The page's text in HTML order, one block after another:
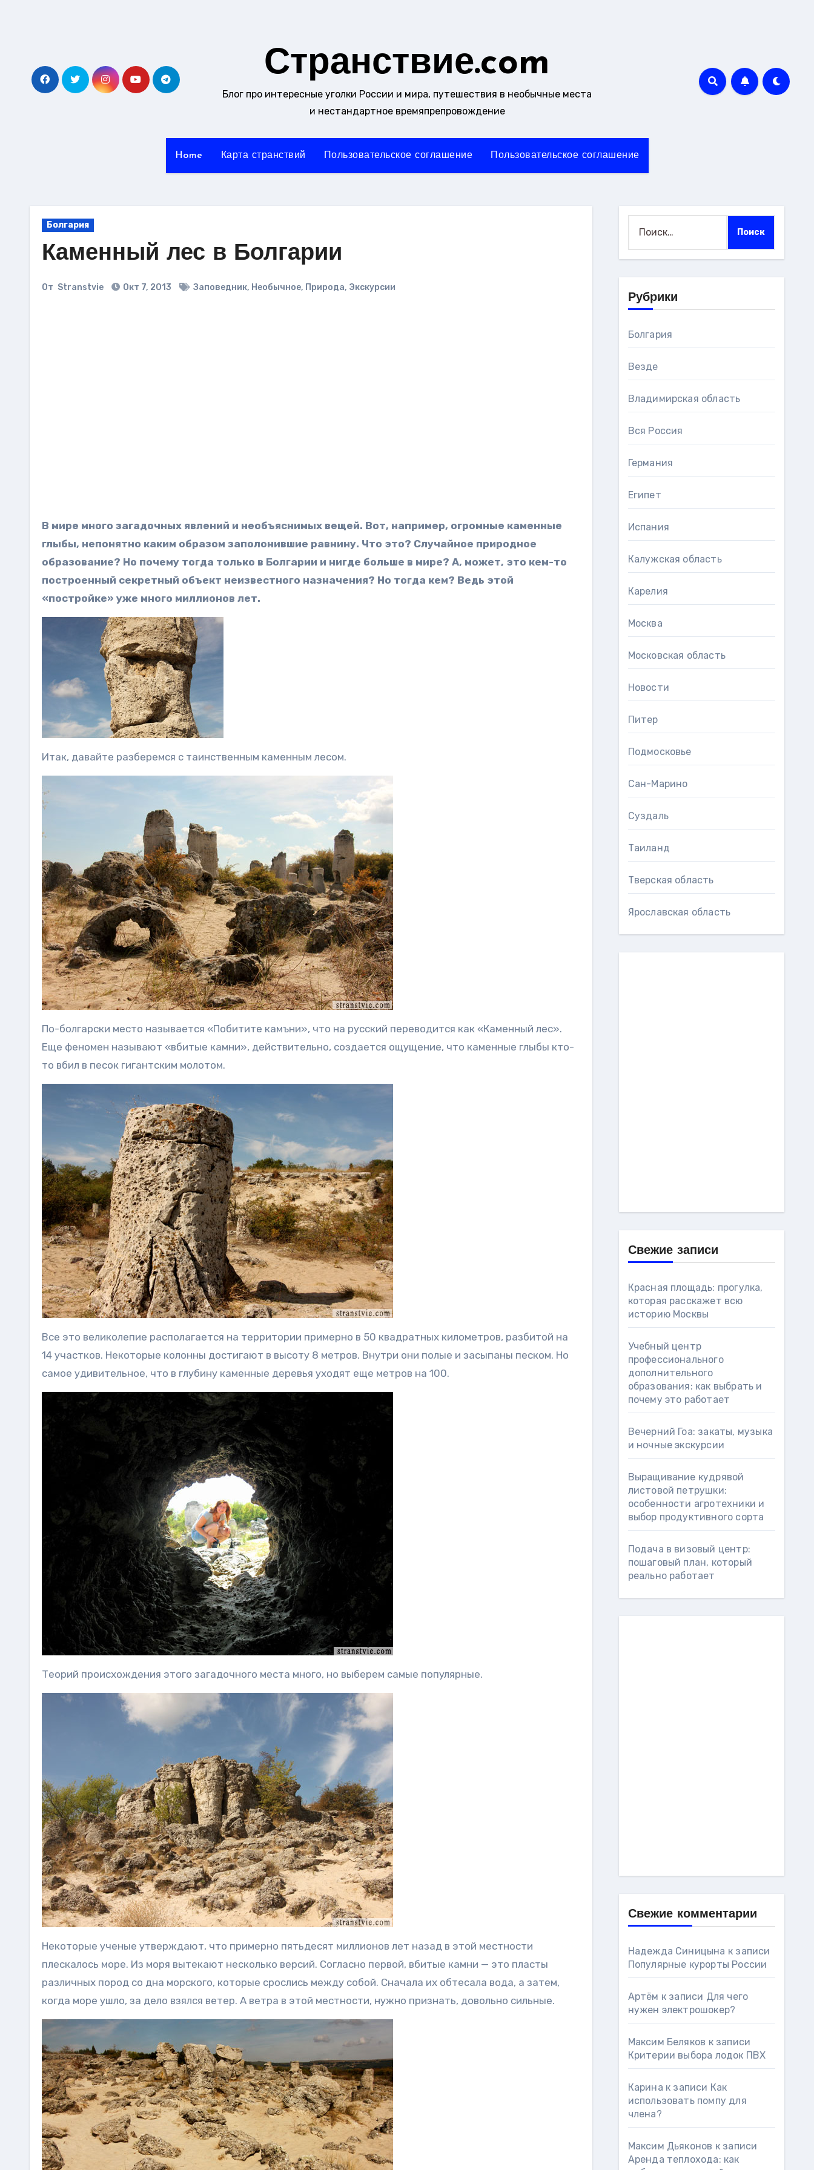
Странствие.com
Блог про интересные уголки России и мира, путешествия в необычные места
и нестандартное времяпрепровождение
Home Карта странствий Пользовательское соглашение Пользовательское соглашение
Болгария
Каменный лес в Болгарии
От Stranstvie Окт 7, 2013 Заповедник, Необычное, Природа, Экскурсии
В мире много загадочных явлений и необъяснимых вещей. Вот, например, огромные каменные
глыбы, непонятно каким образом заполонившие равнину. Что это? Случайное природное
образование? Но почему тогда только в Болгарии и нигде больше в мире? А, может, это кем-то
построенный секретный объект неизвестного назначения? Но тогда кем? Ведь этой
«постройке» уже много миллионов лет.
Итак, давайте разберемся с таинственным каменным лесом.
По-болгарски место называется «Побитите камъни», что на русский переводится как «Каменный лес».
Еще феномен называют «вбитые камни», действительно, создается ощущение, что каменные глыбы кто-
то вбил в песок гигантским молотом.
Все это великолепие располагается на территории примерно в 50 квадратных километров, разбитой на
14 участков. Некоторые колонны достигают в высоту 8 метров. Внутри они полые и засыпаны песком. Но
самое удивительное, что в глубину каменные деревья уходят еще метров на 100.
Теорий происхождения этого загадочного места много, но выберем самые популярные.
Некоторые ученые утверждают, что примерно пятьдесят миллионов лет назад в этой местности
плескалось море. Из моря вытекают несколько версий. Согласно первой, вбитые камни — это пласты
различных пород со дна морского, которые срослись между собой. Сначала их обтесала вода, а затем,
когда море ушло, за дело взялся ветер. А ветра в этой местности, нужно признать, довольно сильные.
Рубрики
Болгария
Везде
Владимирская область
Вся Россия
Германия
Египет
Испания
Калужская область
Карелия
Москва
Московская область
Новости
Питер
Подмосковье
Сан-Марино
Суздаль
Таиланд
Тверская область
Ярославская область
Свежие записи
Красная площадь: прогулка,
которая расскажет всю
историю Москвы
Учебный центр
профессионального
дополнительного
образования: как выбрать и
почему это работает
Вечерний Гоа: закаты, музыка
и ночные экскурсии
Выращивание кудрявой
листовой петрушки:
особенности агротехники и
выбор продуктивного сорта
Подача в визовый центр:
пошаговый план, который
реально работает
Свежие комментарии
Надежда Синицына к записи
Популярные курорты России
Артём к записи Для чего
нужен электрошокер?
Максим Беляков к записи
Критерии выбора лодок ПВХ
Карина к записи Как
использовать помпу для
члена?
Максим Дьяконов к записи
Аренда теплохода: как